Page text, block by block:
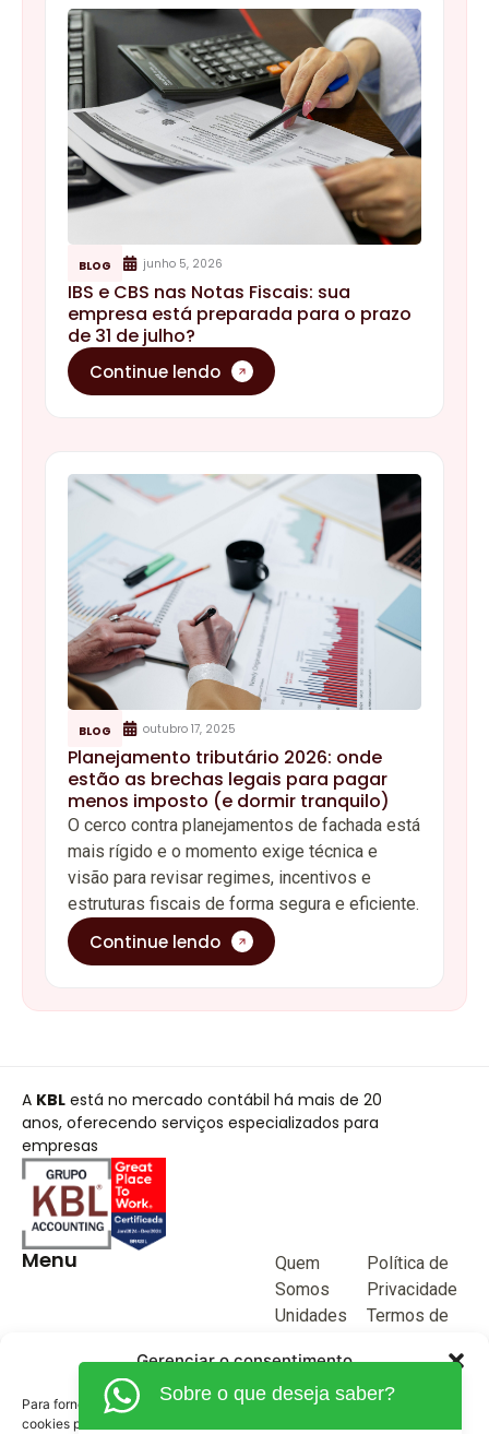
Gerenciar o consentimento
Para fornecer as melhores experiências, usamos tecnologias como
cookies para armazenar e/ou acessar informações do dispositivo. O
BLOG junho 5, 2026
IBS e CBS nas Notas Fiscais: sua
empresa está preparada para o prazo
de 31 de julho?
Continue lendo
BLOG outubro 17, 2025
Planejamento tributário 2026: onde
estão as brechas legais para pagar
menos imposto (e dormir tranquilo)
O cerco contra planejamentos de fachada está
mais rígido e o momento exige técnica e
visão para revisar regimes, incentivos e
estruturas fiscais de forma segura e eficiente.
Continue lendo
A KBL está no mercado contábil há mais de 20
anos, oferecendo serviços especializados para
empresas
Menu
Quem
Somos
Unidades
Blog
Junte-se a
Política de
Privacidade
Termos de
Sobre o que deseja saber?